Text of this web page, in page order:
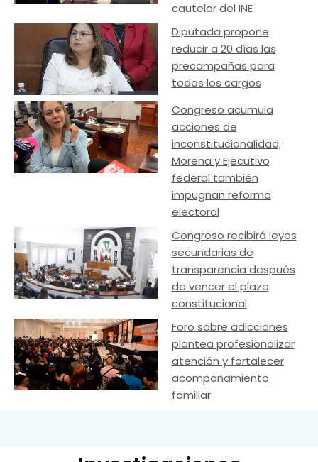
cautelar del INE
Diputada propone
reducir a 20 días las
precampañas para
todos los cargos
Congreso acumula
acciones de
inconstitucionalidad;
Morena y Ejecutivo
federal también
impugnan reforma
electoral
Congreso recibirá leyes
secundarias de
transparencia después
de vencer el plazo
constitucional
Foro sobre adicciones
plantea profesionalizar
atención y fortalecer
acompañamiento
familiar